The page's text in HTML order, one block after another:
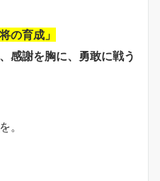
の育成」
感謝を胸に、勇敢に戦う
。